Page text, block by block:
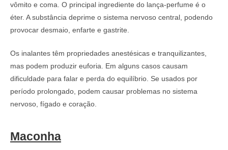
vômito e coma. O principal ingrediente do lança-perfume é o
éter. A substância deprime o sistema nervoso central, podendo
provocar desmaio, enfarte e gastrite.
Os inalantes têm propriedades anestésicas e tranquilizantes,
mas podem produzir euforia. Em alguns casos causam
dificuldade para falar e perda do equilíbrio. Se usados por
período prolongado, podem causar problemas no sistema
nervoso, fígado e coração.
Maconha